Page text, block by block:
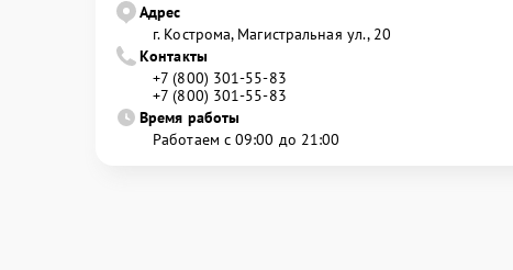
Адрес
г. Кострома, Магистральная ул., 20
Контакты
+7 (800) 301-55-83
+7 (800) 301-55-83
Время работы
Работаем с 09:00 до 21:00